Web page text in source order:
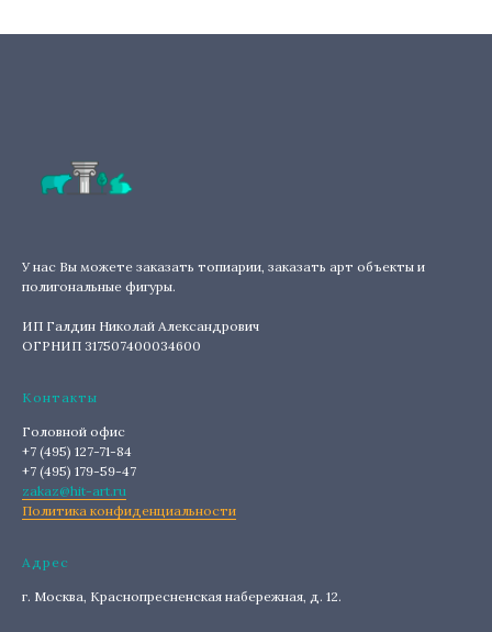
У нас Вы можете заказать топиарии, заказать арт объекты и
полигональные фигуры.
ИП Галдин Николай Александрович
ОГРНИП 317507400034600
Контакты
Головной офис
+7 (495) 127-71-84
+7 (495) 179-59-47
zakaz@hit-art.ru
Политика конфиденциальности
Адрес
г. Москва, Краснопресненская набережная, д. 12.